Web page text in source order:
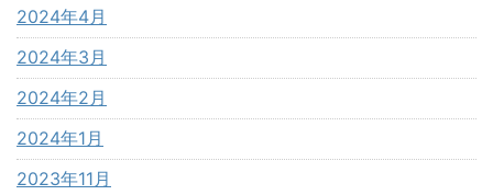
2024年4月
2024年3月
2024年2月
2024年1月
2023年11月